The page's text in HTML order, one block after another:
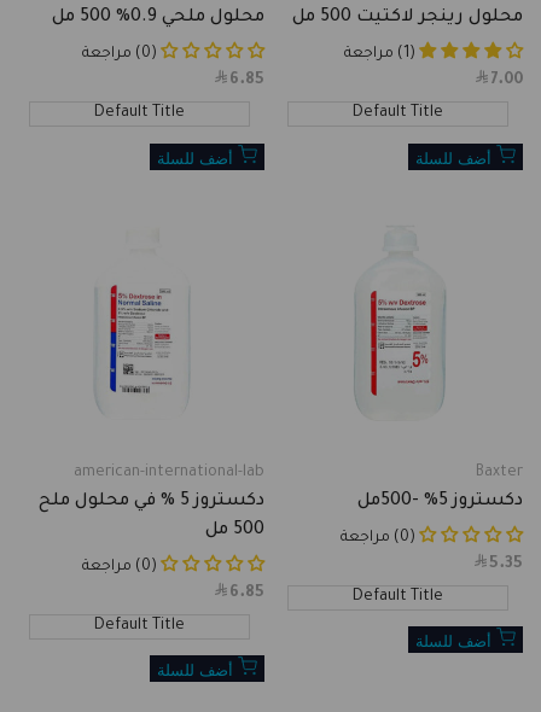
محلول رينجر لاكتيت 500 مل
(1) مراجعة
Sale
7.00
Default Title
أضف للسلة
محلول ملحي 0.9% 500 مل
(0) مراجعة
Sale
6.85
Default Title
أضف للسلة
Vendor:
Baxter
دكستروز 5% -500مل
(0) مراجعة
Sale
5.35
Default Title
أضف للسلة
Vendor:
american-international-lab
دكستروز 5 % في محلول ملح
500 مل
(0) مراجعة
Sale
6.85
Default Title
أضف للسلة